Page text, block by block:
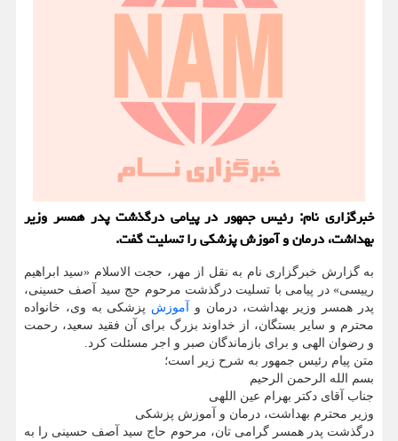
خبرگزاری نام: رئیس جمهور در پیامی درگذشت پدر همسر وزیر
بهداشت، درمان و آموزش پزشکی را تسلیت گفت.
به گزارش خبرگزاری نام به نقل از مهر، حجت الاسلام «سید ابراهیم
رییسی» در پیامی با تسلیت درگذشت مرحوم حج سید آصف حسینی،
پدر همسر وزیر بهداشت، درمان و آموزش پزشکی به وی، خانواده
محترم و سایر بستگان، از خداوند بزرگ برای آن فقید سعید، رحمت
و رضوان الهی و برای بازماندگان صبر و اجر مسئلت کرد.
متن پیام رئیس جمهور به شرح زیر است؛
بسم الله الرحمن الرحیم
جناب آقای دکتر بهرام عین اللهی
وزیر محترم بهداشت، درمان و آموزش پزشکی
درگذشت پدر همسر گرامی تان، مرحوم حاج سید آصف حسینی را به